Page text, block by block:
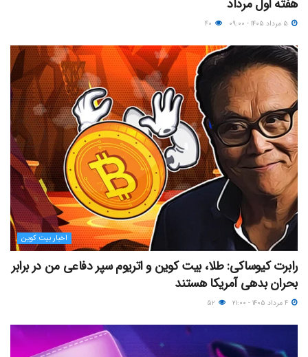
هفته اول مرداد
اخبار بیت کوین
رابرت کیوساکی: طلا، بیت کوین و اتریوم سپر دفاعی من در برابر
بحران بدهی آمریکا هستند